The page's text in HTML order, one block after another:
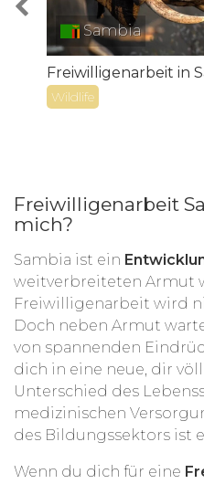
Sambia
Freiwilligenarbeit in
Wildlife
Freiwilligenarbeit
mich?
Sambia ist ein
weitverbreiteten Armut
Freiwilligenarbeit wird
Doch neben Armut
von spannenden
dich in eine neue, dir
Unterschied des
medizinischen
des Bildungssektors ist
Wenn du dich für eine